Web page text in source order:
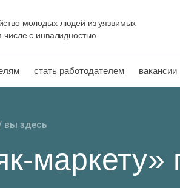
молодых людей из уязвимых
числе с инвалидностью
стать работодателем вакансии
вы здесь
маркету»